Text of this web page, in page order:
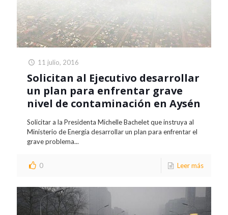
11 julio, 2016
Solicitan al Ejecutivo desarrollar
un plan para enfrentar grave
nivel de contaminación en Aysén
Solicitar a la Presidenta Michelle Bachelet que instruya al
Ministerio de Energía desarrollar un plan para enfrentar el
grave problema...
0 Leer más